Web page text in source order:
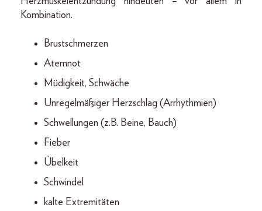
Kombination.
Brustschmerzen
Atemnot
Müdigkeit, Schwäche
Unregelmäßiger Herzschlag (Arrhythmien)
Schwellungen (z.B. Beine, Bauch)
Fieber
Übelkeit
Schwindel
kalte Extremitäten